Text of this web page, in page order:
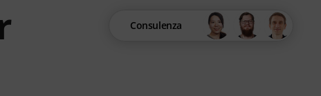
Consulenza